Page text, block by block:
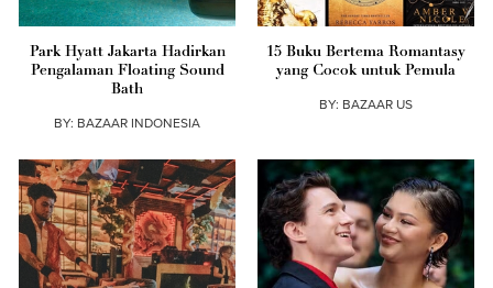
Park Hyatt Jakarta Hadirkan
Pengalaman Floating Sound
Bath
BY: BAZAAR INDONESIA
15 Buku Bertema Romantasy
yang Cocok untuk Pemula
BY: BAZAAR US